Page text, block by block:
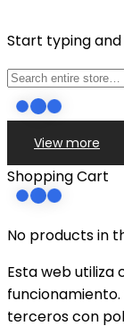
Start typing
View more
Shopping Cart
No products in
Esta web
terceros con